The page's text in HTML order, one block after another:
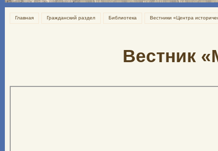
Главная Гражданский раздел Библиотека Вестники «Центра
Вестник